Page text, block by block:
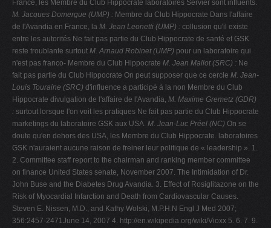
France, les Membre du Club Hippocrate laboratoires Servier sont influents.
M. Jacques Domergue (UMP) : Membre du Club Hippocrate Dans l'affaire
de l'Avandia en France, la M. Jean Leonetti (UMP) : collusion qu'il existe
entre les autorités Ne fait pas partie du Club Hippocrate de santé et GSK
reste troublante surtout M. Arnaud Robinet (UMP) pour un laboratoire qui
n'est pas franco- Membre du Club Hippocrate M. Jean Mallot (SRC) : Ne
fait pas partie du Club Hippocrate On peut supposer que ce cercle M. Jean-
Louis Touraine (SRC) d'influence a participé à la non Membre du Club
Hippocrate divulgation de l'affaire de l'Avandia, M. Maxime Gremetz (GDR)
: surtout lorsque l'on voit les pratiques Ne fait pas partie du Club Hippocrate
marketings du laboratoire GSK aux USA. M. Jean-Luc Préel (NC) On se
doute qu'en dehors des USA, les Membre du Club Hippocrate. laboratoires
GSK n'auraient aucune raison de freiner leur politique de « leadership ». 1.
2. Committee staff report to the chairman and ranking member committee
on finance United States senate, November 2007. The Intimidation of Dr.
John Buse and the Diabetes Drug Avandia. 3. Effect of Rosiglitazone on the
Risk of Myocardial Infarction and Death from Cardiovascular Causes.
Steven E. Nissen, M.D., and Kathy Wolski, M.P.H.N Engl J Med 2007;
356:2457-2471June 14, 2007 4. http://en.wikipedia.org/wiki/Vioxx 5. 6. 7. 9.